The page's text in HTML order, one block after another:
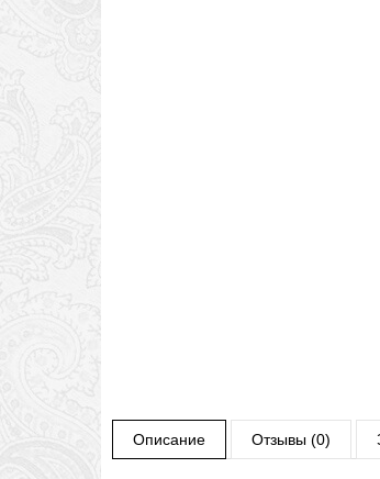
Описание Отзывы (0)